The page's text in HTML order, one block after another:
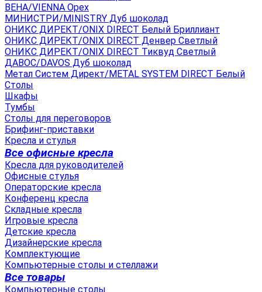
ВЕНА/VIENNA Орех
МИНИСТРИ/MINISTRY Дуб шоколад
ОНИКС ДИРЕКТ/ONIX DIRECT Белый Бриллиант
ОНИКС ДИРЕКТ/ONIX DIRECT Денвер Светлый
ОНИКС ДИРЕКТ/ONIX DIRECT Тиквуд Светлый
ДАВОС/DAVOS Дуб шоколад
Метал Систем Директ/METAL SYSTEM DIRECT Белый
Столы
Шкафы
Тумбы
Столы для переговоров
Брифинг-приставки
Кресла и стулья
Все офисные кресла
Кресла для руководителей
Офисные стулья
Операторские кресла
Конференц кресла
Складные кресла
Игровые кресла
Детские кресла
Дизайнерские кресла
Комплектующие
Компьютерные столы и стеллажи
Все товары
Компьютерные столы